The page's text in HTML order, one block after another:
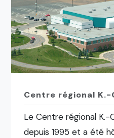
Centre régional K.-
Le Centre régional K.-
depuis 1995 et a été